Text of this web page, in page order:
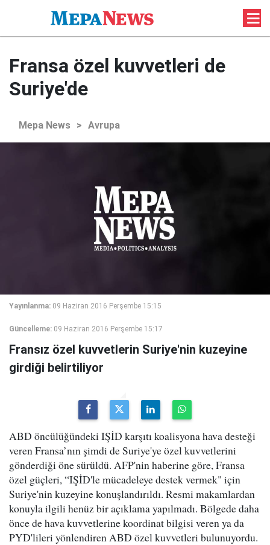
Fransa özel kuvvetleri de
Suriye'de
Mepa News > Avrupa
Yayınlanma: 09 Haziran 2016 Perşembe 15:15
Güncelleme: 09 Haziran 2016 Perşembe 15:17
Fransız özel kuvvetlerin Suriye'nin kuzeyine
girdiği belirtiliyor
ABD öncülüğündeki IŞİD karşıtı koalisyona hava desteği
veren Fransa’nın şimdi de Suriye'ye özel kuvvetlerini
gönderdiği öne sürüldü. AFP'nin haberine göre, Fransa
özel güçleri, “IŞİD'le mücadeleye destek vermek" için
Suriye'nin kuzeyine konuşlandırıldı. Resmi makamlardan
konuyla ilgili henüz bir açıklama yapılmadı. Bölgede daha
önce de hava kuvvetlerine koordinat bilgisi veren ya da
PYD'lileri yönlendiren ABD özel kuvvetleri bulunuyordu.